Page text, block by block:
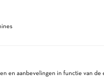
en aanbevelingen in functie van de